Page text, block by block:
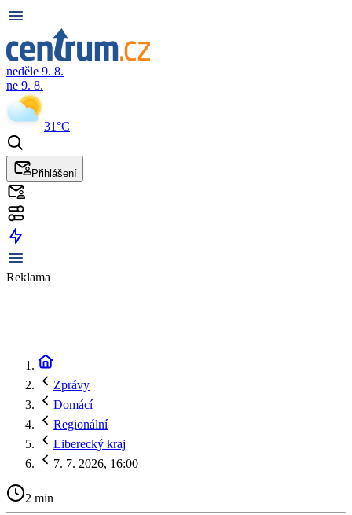
neděle 9. 8.
ne 9. 8.
31°C
Přihlášení
Reklama
Zprávy
Domácí
Regionální
Liberecký kraj
7. 7. 2026, 16:00
2 min